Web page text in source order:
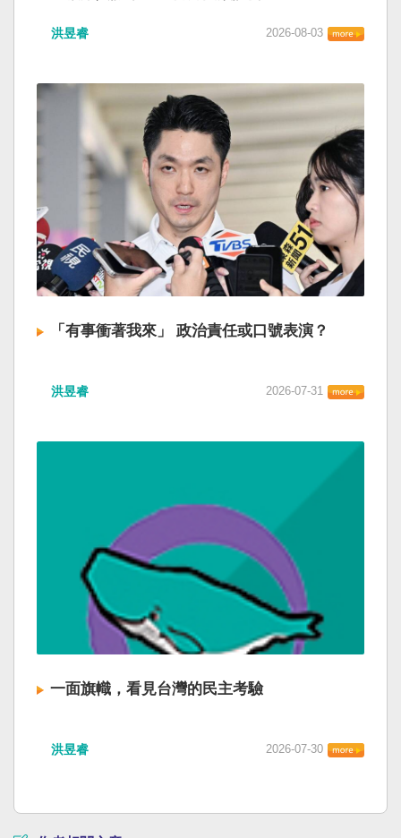
洪昱睿 2026-08-03
「有事衝著我來」 政治責任或口號表演？
洪昱睿 2026-07-31
一面旗幟，看見台灣的民主考驗
洪昱睿 2026-07-30